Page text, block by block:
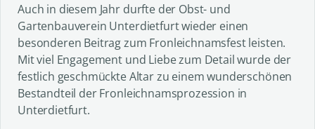
Auch in diesem Jahr durfte der Obst- und
Gartenbauverein Unterdietfurt wieder einen
besonderen Beitrag zum Fronleichnamsfest leisten.
Mit viel Engagement und Liebe zum Detail wurde der
festlich geschmückte Altar zu einem wunderschönen
Bestandteil der Fronleichnamsprozession in
Unterdietfurt.